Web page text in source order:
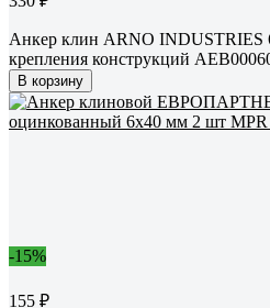
Анкер клин ARNO INDUSTRIES
крепления конструкций
В корзину
-15%
155 ₽